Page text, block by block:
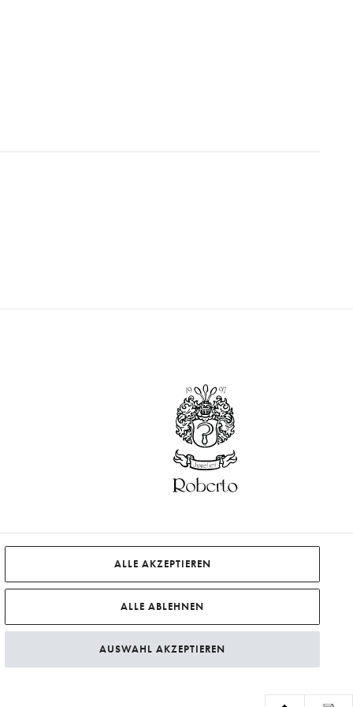
Versandkosten
ALLE AKZEPTIEREN
ALLE ABLEHNEN
AUSWAHL AKZEPTIEREN